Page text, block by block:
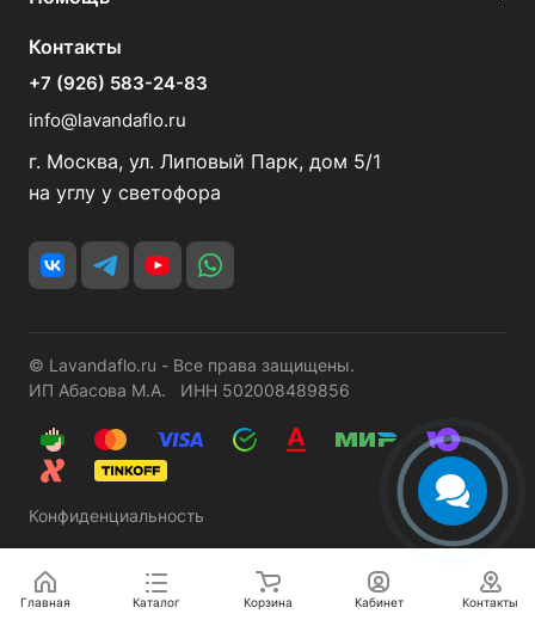
Контакты
+7 (926) 583-24-83
info@lavandaflo.ru
г. Москва, ул. Липовый Парк, дом 5/1
на углу у светофора
© Lavandaflo.ru - Все права защищены.
ИП Абасова М.А. ИНН 502008489856
Конфиденциальность
Главная Каталог Корзина Кабинет Контакты